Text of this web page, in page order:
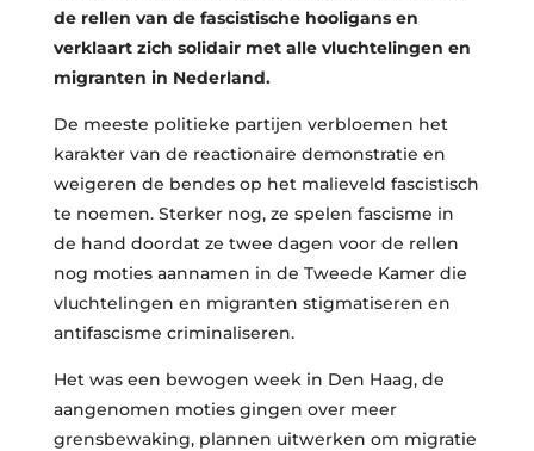
de rellen van de fascistische hooligans en
verklaart zich solidair met alle vluchtelingen en
migranten in Nederland.
De meeste politieke partijen verbloemen het
karakter van de reactionaire demonstratie en
weigeren de bendes op het malieveld fascistisch
te noemen. Sterker nog, ze spelen fascisme in
de hand doordat ze twee dagen voor de rellen
nog moties aannamen in de Tweede Kamer die
vluchtelingen en migranten stigmatiseren en
antifascisme criminaliseren.
Het was een bewogen week in Den Haag, de
aangenomen moties gingen over meer
grensbewaking, plannen uitwerken om migratie